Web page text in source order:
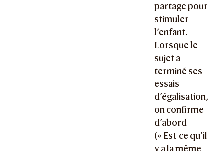
partage pour
stimuler
l’enfant.
Lorsque le
sujet a
terminé ses
essais
d’égalisation,
on confirme
d’abord
(« Est-ce qu’il
y a la même